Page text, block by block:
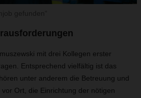
mit drei Kollegen erster
Entsprechend vielfältig ist das
unter anderem die Betreuung und
Ort, die Einrichtung der nötigen